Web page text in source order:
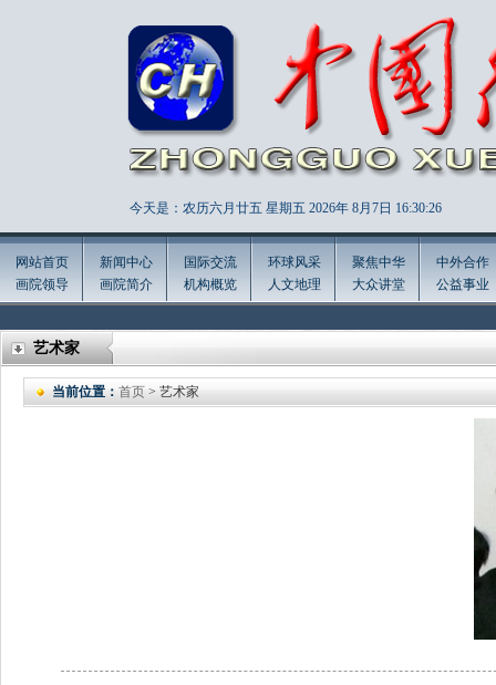
今天是：农历六月廿五 星期五 2026年 8月7日 16:30:27
网站首页
画院领导
新闻中心
画院简介
国际交流
机构概览
环球风采
人文地理
聚焦中华
大众讲堂
中外合作
公益事业
艺术家
当前位置： 首页 > 艺术家